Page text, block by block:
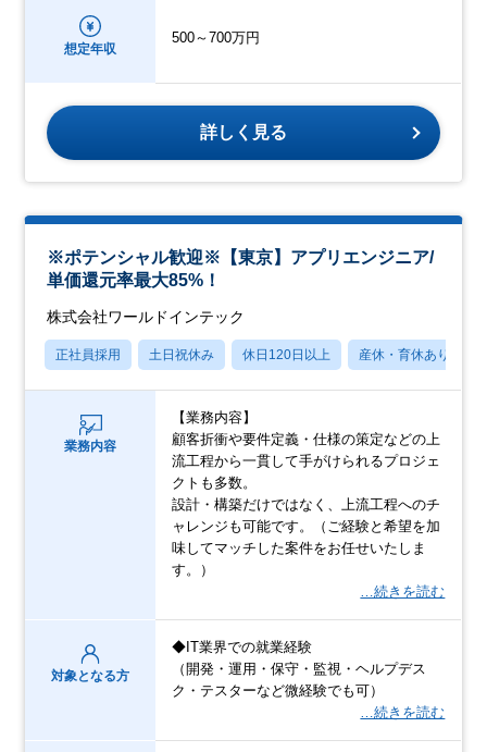
想定年収
500～700万円
詳しく見る
※ポテンシャル歓迎※【東京】アプリエンジニア/
単価還元率最大85%！
株式会社ワールドインテック
正社員採用 土日祝休み 休日120日以上 産休・育休あり
業務内容
【業務内容】
顧客折衝や要件定義・仕様の策定などの上
流工程から一貫して手がけられるプロジェ
クトも多数。
設計・構築だけではなく、上流工程へのチ
ャレンジも可能です。（ご経験と希望を加
味してマッチした案件をお任せいたしま
す。）
…続きを読む
対象となる方
◆IT業界での就業経験
（開発・運用・保守・監視・ヘルプデス
ク・テスターなど微経験でも可）
…続きを読む